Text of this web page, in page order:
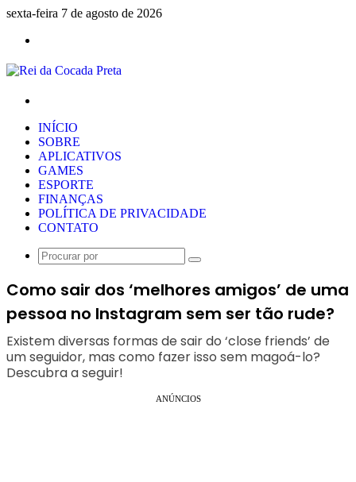
sexta-feira 7 de agosto de 2026
INÍCIO
SOBRE
APLICATIVOS
GAMES
ESPORTE
FINANÇAS
POLÍTICA DE PRIVACIDADE
CONTATO
Procurar
Como sair dos ‘melhores amigos’ de uma
pessoa no Instagram sem ser tão rude?
Existem diversas formas de sair do ‘close friends’ de
um seguidor, mas como fazer isso sem magoá-lo?
Descubra a seguir!
ANÚNCIOS